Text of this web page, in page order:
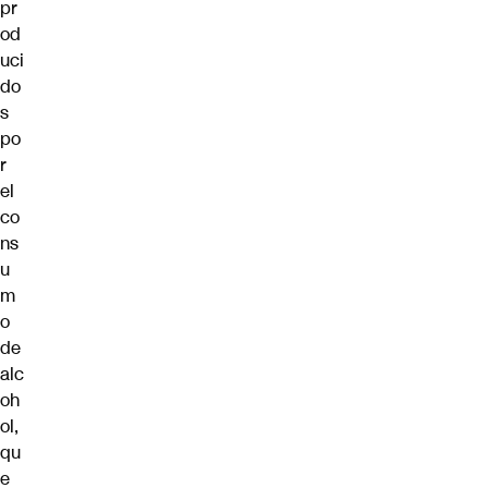
pr
od
uci
do
s
po
r
el
co
ns
u
m
o
de
alc
oh
ol,
qu
e